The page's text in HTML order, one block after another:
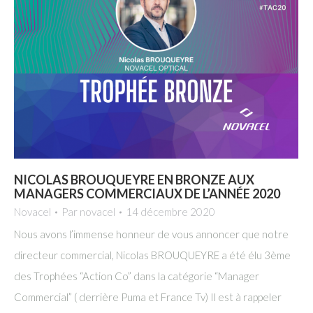
NICOLAS BROUQUEYRE EN BRONZE AUX
MANAGERS COMMERCIAUX DE L’ANNÉE 2020
Novacel Par novacel
14 décembre 2020
Nous avons l’immense honneur de vous annoncer que notre
directeur commercial, Nicolas BROUQUEYRE a été élu 3ème
des Trophées “Action Co” dans la catégorie “Manager
Commercial” ( derrière Puma et France Tv) Il est à rappeler